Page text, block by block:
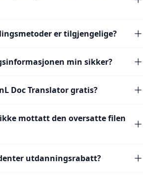
er tilgjengelige?
min sikker?
Doc Translator gratis?
mottatt den oversatte filen
utdanningsrabatt?